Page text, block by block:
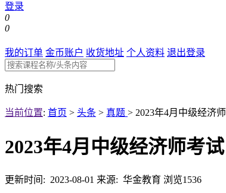
登录
0
0
我的订单 金币账户 收货地址 个人资料 退出登录
热门搜索
当前位置: 首页 > 头条 > 真题 > 2023年4月中级经济
2023年4月中级经济师考
更新时间: 2023-08-01 来源: 华金教育 浏览1536